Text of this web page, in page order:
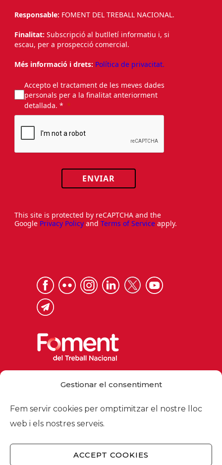
Gestionar el consentiment
Fem servir cookies per omptimitzar el nostre lloc
web i els nostres serveis.
ACCEPT COOKIES
Responsable: FOMENT DEL TREBALL NACIONAL.
Finalitat: Subscripció al butlletí informatiu i, si
escau, per a prospecció comercial.
Més informació i drets: Política de privacitat.
Accepto el tractament de les meves dades
personals per a la finalitat anteriorment
detallada. *
ENVIAR
This site is protected by reCAPTCHA and the
Google Privacy Policy and Terms of Service apply.
foment@foment.com
© 2026 - Foment del Treball Nacional